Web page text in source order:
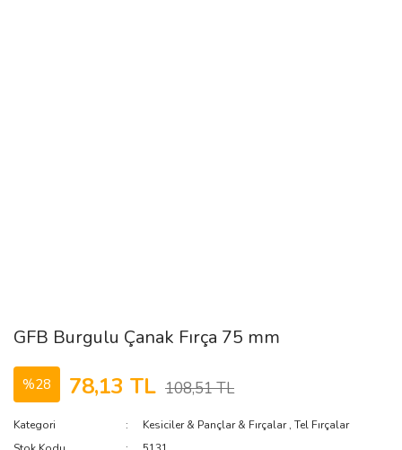
GFB Burgulu Çanak Fırça 75 mm
%28 78,13 TL 108,51 TL
Kategori Kesiciler & Pançlar & Fırçalar,Tel Fırçalar